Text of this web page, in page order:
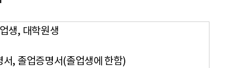
생, 대학원생
서, 졸업증명서(졸업생에 한함)